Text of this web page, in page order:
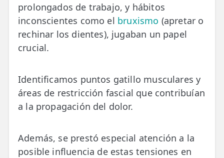
prolongados de trabajo, y hábitos
inconscientes como el bruxismo (apretar o
rechinar los dientes), jugaban un papel
crucial.
Identificamos puntos gatillo musculares y
áreas de restricción fascial que contribuían
a la propagación del dolor.
Además, se prestó especial atención a la
posible influencia de estas tensiones en